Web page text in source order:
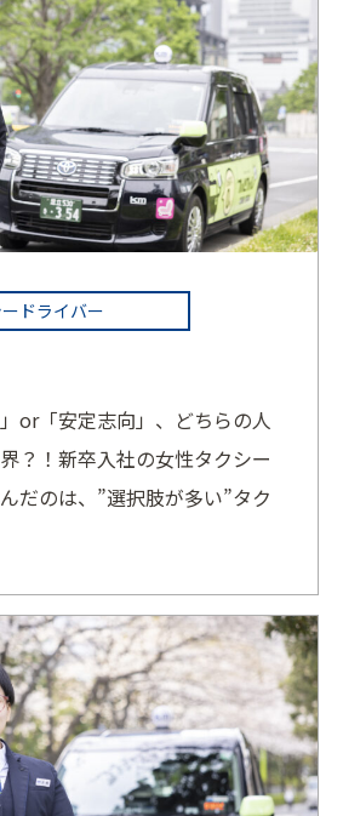
ドライバー
」or「安定志向」、どちらの人
？！新卒入社の女性タクシー
だのは、”選択肢が多い”タク